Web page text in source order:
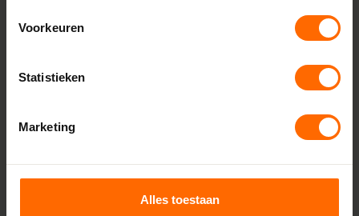
Voorkeuren
Statistieken
Marketing
Alles toestaan
Tot 0,74 W/m²K